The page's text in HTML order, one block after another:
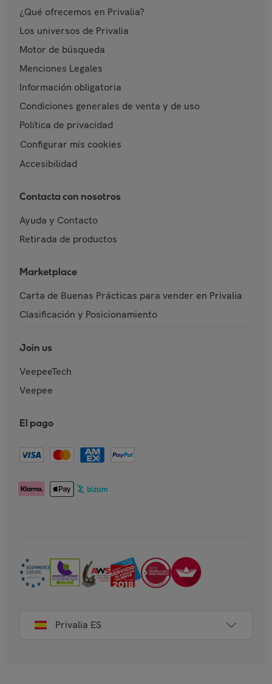
¿Qué ofrecemos en Privalia?
Los universos de Privalia
Motor de búsqueda
Menciones Legales
Información obligatoria
Condiciones generales de venta y de uso
Política de privacidad
Configurar mis cookies
Accesibilidad
Contacta con nosotros
Ayuda y Contacto
Retirada de productos
Marketplace
Carta de Buenas Prácticas para vender en Privalia
Clasificación y Posicionamiento
Join us
VeepeeTech
Veepee
El pago
Privalia ES